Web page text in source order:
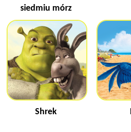
siedmiu mórz
Shrek